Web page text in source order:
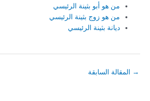
من هو أبو بثينة الرئيسي
من هو زوج بثينة الرئيسي
ديانة بثينة الرئيسي
→ المقالة السابقة